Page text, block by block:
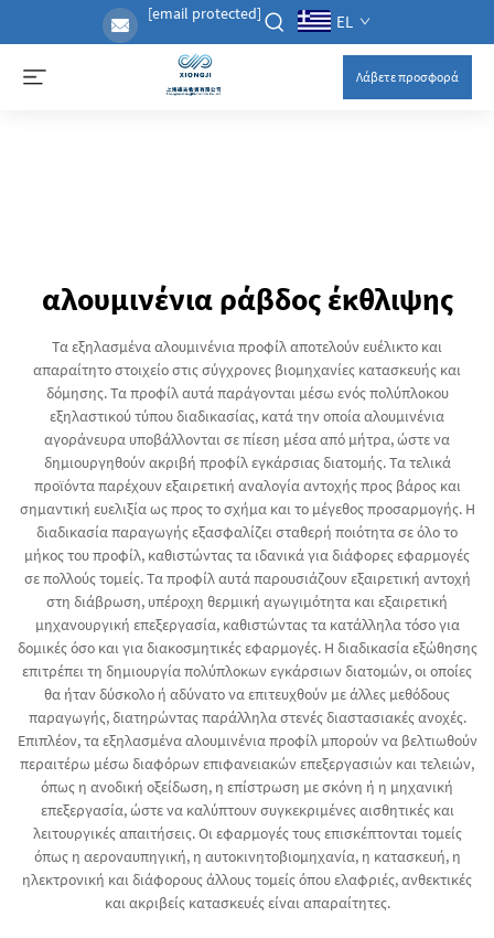
[email protected] EL
Λάβετε προσφορά
αλουμινένια ράβδος έκθλιψης
Τα εξηλασμένα αλουμινένια προφίλ αποτελούν ευέλικτο και
απαραίτητο στοιχείο στις σύγχρονες βιομηχανίες κατασκευής και
δόμησης. Τα προφίλ αυτά παράγονται μέσω ενός πολύπλοκου
εξηλαστικού τύπου διαδικασίας, κατά την οποία αλουμινένια
αγοράνευρα υποβάλλονται σε πίεση μέσα από μήτρα, ώστε να
δημιουργηθούν ακριβή προφίλ εγκάρσιας διατομής. Τα τελικά
προϊόντα παρέχουν εξαιρετική αναλογία αντοχής προς βάρος και
σημαντική ευελιξία ως προς το σχήμα και το μέγεθος προσαρμογής. Η
διαδικασία παραγωγής εξασφαλίζει σταθερή ποιότητα σε όλο το
μήκος του προφίλ, καθιστώντας τα ιδανικά για διάφορες εφαρμογές
σε πολλούς τομείς. Τα προφίλ αυτά παρουσιάζουν εξαιρετική αντοχή
στη διάβρωση, υπέροχη θερμική αγωγιμότητα και εξαιρετική
μηχανουργική επεξεργασία, καθιστώντας τα κατάλληλα τόσο για
δομικές όσο και για διακοσμητικές εφαρμογές. Η διαδικασία εξώθησης
επιτρέπει τη δημιουργία πολύπλοκων εγκάρσιων διατομών, οι οποίες
θα ήταν δύσκολο ή αδύνατο να επιτευχθούν με άλλες μεθόδους
παραγωγής, διατηρώντας παράλληλα στενές διαστασιακές ανοχές.
Επιπλέον, τα εξηλασμένα αλουμινένια προφίλ μπορούν να βελτιωθούν
περαιτέρω μέσω διαφόρων επιφανειακών επεξεργασιών και τελειών,
όπως η ανοδική οξείδωση, η επίστρωση με σκόνη ή η μηχανική
επεξεργασία, ώστε να καλύπτουν συγκεκριμένες αισθητικές και
λειτουργικές απαιτήσεις. Οι εφαρμογές τους επισκέπτονται τομείς
όπως η αεροναυπηγική, η αυτοκινητοβιομηχανία, η κατασκευή, η
ηλεκτρονική και διάφορους άλλους τομείς όπου ελαφριές, ανθεκτικές
και ακριβείς κατασκευές είναι απαραίτητες.